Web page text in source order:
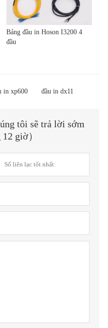
Bảng đầu in Hoson I3200 4
đầu
in xp600 đầu in dx11
tôi sẽ trả lời sớm
giờ）